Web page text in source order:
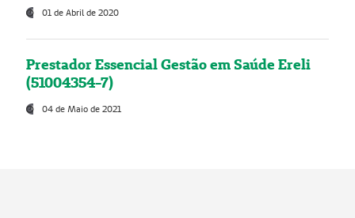
01 de Abril de 2020
Prestador Essencial Gestão em Saúde Ereli
(51004354-7)
04 de Maio de 2021